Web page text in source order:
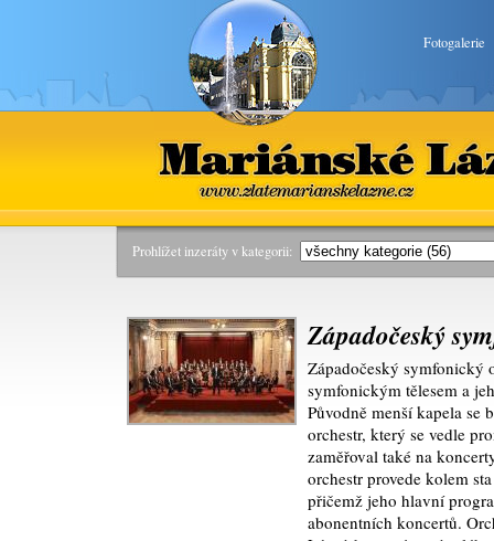
Fotogalerie
Mariánské Lázně
www.zlatemarianskelazne.cz
Prohlížet inzeráty v kategorii:
Západočeský
Západočeský symfonický
symfonickým tělesem a
Původně menší kapela se
orchestr, který se vedle
zaměřoval také na
orchestr provede kolem
přičemž jeho hlavní
abonentních koncertů.